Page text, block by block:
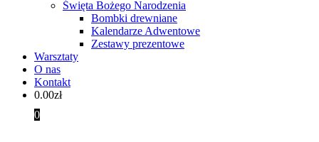
Święta Bożego Narodzenia
Bombki drewniane
Kalendarze Adwentowe
Zestawy prezentowe
Warsztaty
O nas
Kontakt
0.00zł
0